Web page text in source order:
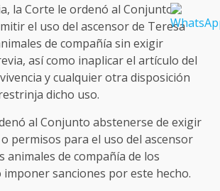
la Corte le ordenó al Conjunto
el uso del ascensor de Teresa
de compañía sin exigir
así como inaplicar el artículo del
y cualquier otra disposición
dicho uso.
al Conjunto abstenerse de exigir
permisos para el uso del ascensor
animales de compañía de los
imponer sanciones por este hecho.